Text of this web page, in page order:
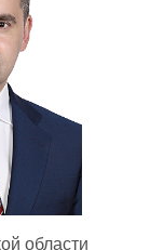
области